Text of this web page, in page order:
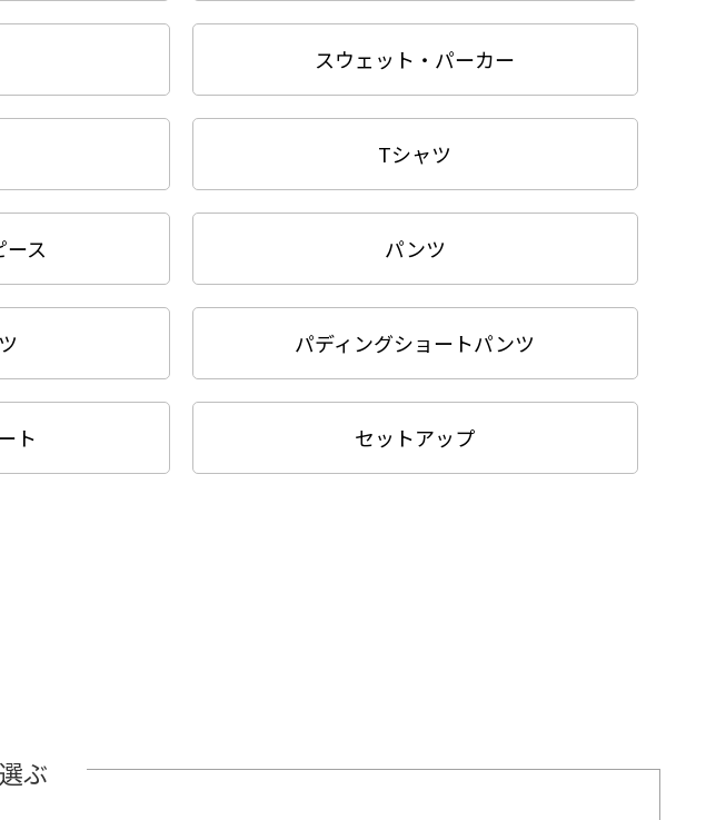
スウェット・パーカー
Tシャツ
ス パンツ
パディングショートパンツ
ト セットアップ
ぶ